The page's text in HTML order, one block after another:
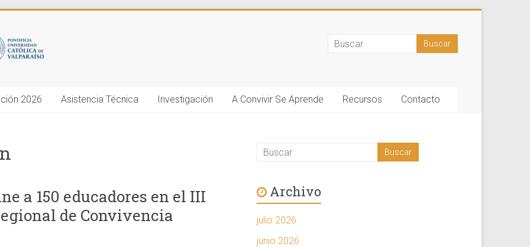
2026 Asistencia Técnica Investigación A Convivir Se Aprende Recursos Contacto
a 150 educadores en el III
de Convivencia
Archivo
julio 2026
junio 2026